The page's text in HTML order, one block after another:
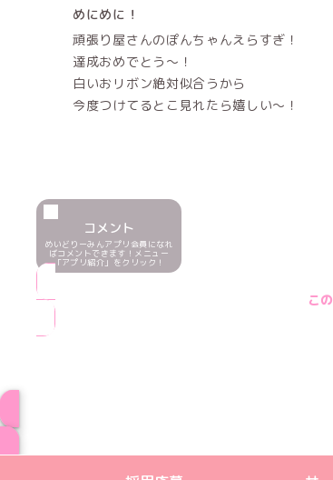
めにめに！
頑張り屋さんのぽんちゃんえらすぎ！
達成おめでとう〜！
白いおリボン絶対似合うから
今度つけてるとこ見れたら嬉しい〜！
コメント
めいどりーみんアプリ会員になれ
ばコメントできます！メニュー
「アプリ紹介」をクリック！
こ
めいどりーみん
めいどりーみん
めいどりー
めい